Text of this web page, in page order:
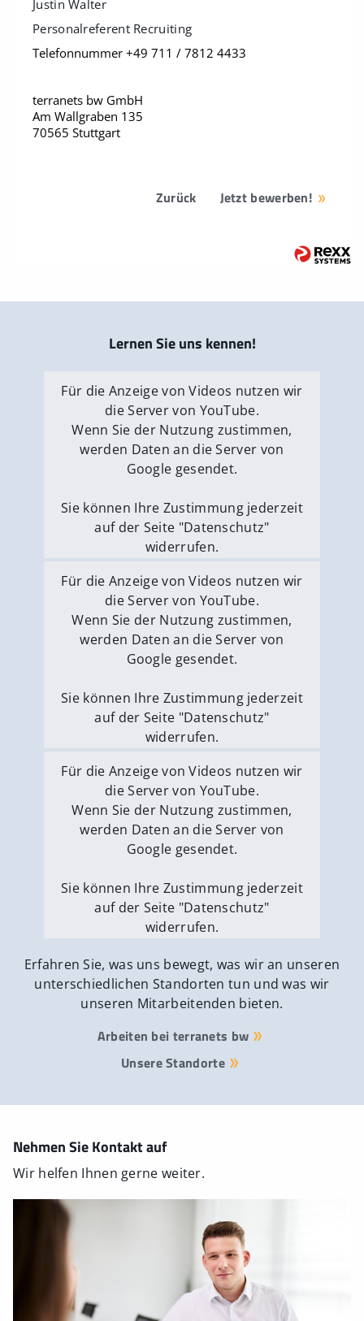
Justin Walter
Personalreferent Recruiting
Telefonnummer +49 711 / 7812 4433
terranets bw GmbH
Am Wallgraben 135
70565 Stuttgart
Zurück Jetzt bewerben!
Lernen Sie uns kennen!
Für die Anzeige von Videos nutzen wir
die Server von YouTube.
Wenn Sie der Nutzung zustimmen,
werden Daten an die Server von
Google gesendet.
Sie können Ihre Zustimmung jederzeit
auf der Seite "Datenschutz"
widerrufen.
Externe Medien erlauben
Für die Anzeige von Videos nutzen wir
die Server von YouTube.
Wenn Sie der Nutzung zustimmen,
werden Daten an die Server von
Google gesendet.
Sie können Ihre Zustimmung jederzeit
auf der Seite "Datenschutz"
widerrufen.
Externe Medien erlauben
Für die Anzeige von Videos nutzen wir
die Server von YouTube.
Wenn Sie der Nutzung zustimmen,
werden Daten an die Server von
Google gesendet.
Sie können Ihre Zustimmung jederzeit
auf der Seite "Datenschutz"
widerrufen.
Externe Medien erlauben
Erfahren Sie, was uns bewegt, was wir an unseren
unterschiedlichen Standorten tun und was wir
unseren Mitarbeitenden bieten.
Arbeiten bei terranets bw
Unsere Standorte
Nehmen Sie Kontakt auf
Wir helfen Ihnen gerne weiter.